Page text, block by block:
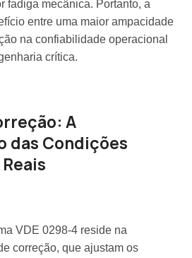
fadiga mecânica. Portanto, a
entre uma maior ampacidade
na confiabilidade operacional
crítica.
A
das Condições
VDE 0298-4 reside na
correção, que ajustam os